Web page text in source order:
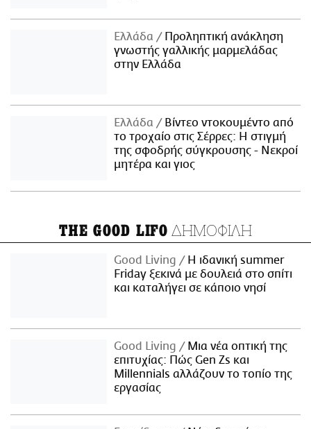
Ελλάδα
Προληπτική ανάκληση
γνωστής γαλλικής μαρμελάδας
στην Ελλάδα
Ελλάδα
Βίντεο ντοκουμέντο από
το τροχαίο στις Σέρρες: Η στιγμή
της σφοδρής σύγκρουσης - Νεκροί
μητέρα και γιος
THE GOOD LIFO ΔΗΜΟΦΙΛΗ
Good Living
Η ιδανική summer
Friday ξεκινά με δουλειά στο σπίτι
και καταλήγει σε κάποιο νησί
Good Living
Μια νέα οπτική της
επιτυχίας: Πώς Gen Zs και
Millennials αλλάζουν το τοπίο της
εργασίας